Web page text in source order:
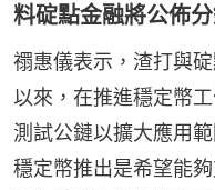
料碇點金融將公佈
禤惠儀表示，渣打與
以來，在推進穩定幣
測試公鏈以擴大應用
穩定幣推出是希望能